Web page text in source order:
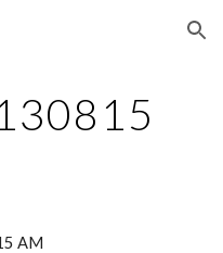
Skip to navigation
AM